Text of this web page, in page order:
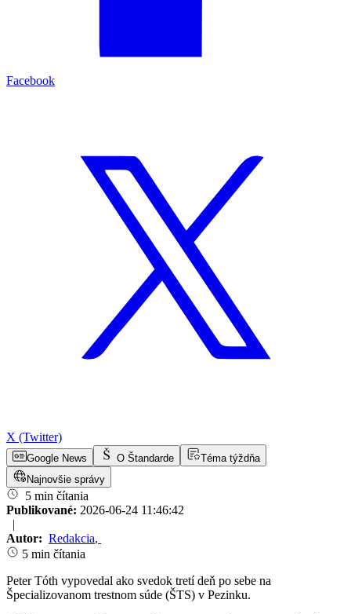
Facebook
X (Twitter)
Google News O Štandarde
Téma týždňa
Najnovšie správy
5 min čítania
Publikované: 2026-06-24 11:46:42
|
Autor: Redakcia,
5 min čítania
Peter Tóth vypovedal ako svedok tretí deň po sebe na
Špecializovanom trestnom súde (ŠTS) v Pezinku.